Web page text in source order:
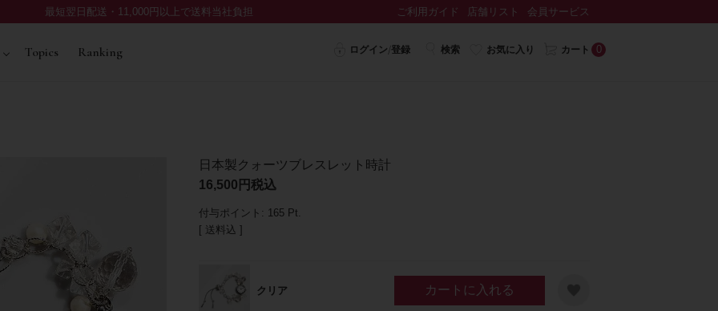
最短翌日配送・11,000円以上で送料当社負担 ご利用ガイド 店舗リスト 会員サービス
Topics Ranking ログイン/登録 検索 お気に入り カート 0
日本製クォーツブレスレット時計
16,500
税込
付与ポイント: 165 Pt.
送料込
クリア カートに入れる